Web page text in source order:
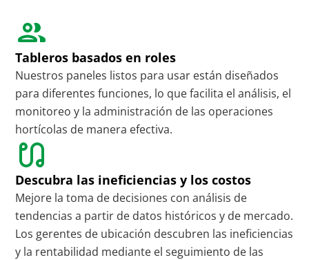
Tableros basados en roles
Nuestros paneles listos para usar están diseñados
para diferentes funciones, lo que facilita el análisis, el
monitoreo y la administración de las operaciones
hortícolas de manera efectiva.
Descubra las ineficiencias y los costos
Mejore la toma de decisiones con análisis de
tendencias a partir de datos históricos y de mercado.
Los gerentes de ubicación descubren las ineficiencias
y la rentabilidad mediante el seguimiento de las